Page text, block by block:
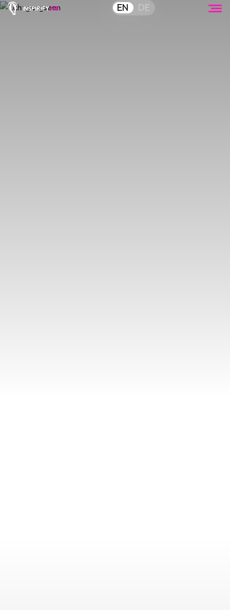
EN DE